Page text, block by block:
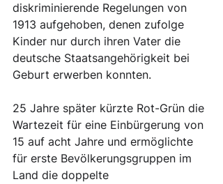
diskriminierende Regelungen von
1913 aufgehoben, denen zufolge
Kinder nur durch ihren Vater die
deutsche Staatsangehörigkeit bei
Geburt erwerben konnten.
25 Jahre später kürzte Rot-Grün die
Wartezeit für eine Einbürgerung von
15 auf acht Jahre und ermöglichte
für erste Bevölkerungsgruppen im
Land die doppelte